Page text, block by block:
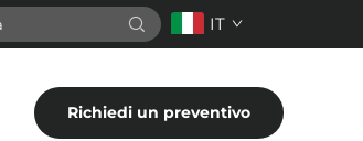
IT
Richiedi un preventivo